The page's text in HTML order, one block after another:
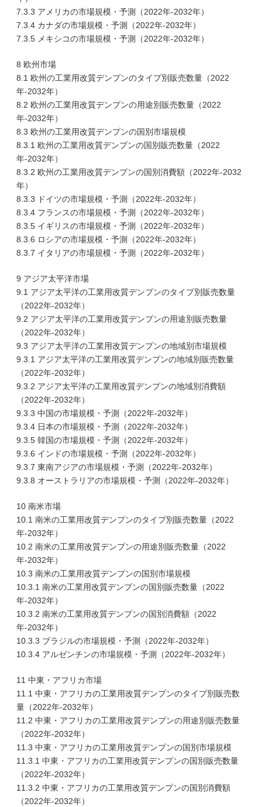
7.3.3 アメリカの市場規模・予測（2022年-2032年）
7.3.4 カナダの市場規模・予測（2022年-2032年）
7.3.5 メキシコの市場規模・予測（2022年-2032年）
8 欧州市場
8.1 欧州の工業用改質デンプンのタイプ別販売数量（2022
年-2032年）
8.2 欧州の工業用改質デンプンの用途別販売数量（2022
年-2032年）
8.3 欧州の工業用改質デンプンの国別市場規模
8.3.1 欧州の工業用改質デンプンの国別販売数量（2022
年-2032年）
8.3.2 欧州の工業用改質デンプンの国別消費額（2022年-2032
年）
8.3.3 ドイツの市場規模・予測（2022年-2032年）
8.3.4 フランスの市場規模・予測（2022年-2032年）
8.3.5 イギリスの市場規模・予測（2022年-2032年）
8.3.6 ロシアの市場規模・予測（2022年-2032年）
8.3.7 イタリアの市場規模・予測（2022年-2032年）
9 アジア太平洋市場
9.1 アジア太平洋の工業用改質デンプンのタイプ別販売数量
（2022年-2032年）
9.2 アジア太平洋の工業用改質デンプンの用途別販売数量
（2022年-2032年）
9.3 アジア太平洋の工業用改質デンプンの地域別市場規模
9.3.1 アジア太平洋の工業用改質デンプンの地域別販売数量
（2022年-2032年）
9.3.2 アジア太平洋の工業用改質デンプンの地域別消費額
（2022年-2032年）
9.3.3 中国の市場規模・予測（2022年-2032年）
9.3.4 日本の市場規模・予測（2022年-2032年）
9.3.5 韓国の市場規模・予測（2022年-2032年）
9.3.6 インドの市場規模・予測（2022年-2032年）
9.3.7 東南アジアの市場規模・予測（2022年-2032年）
9.3.8 オーストラリアの市場規模・予測（2022年-2032年）
10 南米市場
10.1 南米の工業用改質デンプンのタイプ別販売数量（2022
年-2032年）
10.2 南米の工業用改質デンプンの用途別販売数量（2022
年-2032年）
10.3 南米の工業用改質デンプンの国別市場規模
10.3.1 南米の工業用改質デンプンの国別販売数量（2022
年-2032年）
10.3.2 南米の工業用改質デンプンの国別消費額（2022
年-2032年）
10.3.3 ブラジルの市場規模・予測（2022年-2032年）
10.3.4 アルゼンチンの市場規模・予測（2022年-2032年）
11 中東・アフリカ市場
11.1 中東・アフリカの工業用改質デンプンのタイプ別販売数
量（2022年-2032年）
11.2 中東・アフリカの工業用改質デンプンの用途別販売数量
（2022年-2032年）
11.3 中東・アフリカの工業用改質デンプンの国別市場規模
11.3.1 中東・アフリカの工業用改質デンプンの国別販売数量
（2022年-2032年）
11.3.2 中東・アフリカの工業用改質デンプンの国別消費額
（2022年-2032年）